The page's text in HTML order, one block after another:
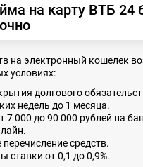
на карту ВТБ 24
на электронный кошелек
условиях:
долгового
недель до 1 месяца.
7 000 до 90 000 рублей на
средств.
ставки от 0,1 до 0,9%.